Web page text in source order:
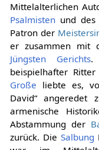
Mittelalterlichen
Psalmistenund des
Patron der
er zusammen mit
Jüngsten Gerichts.
beispielhafter
Große liebte es,
David“ angeredet
armenische
Abstammung der
zurück. Die Salbung